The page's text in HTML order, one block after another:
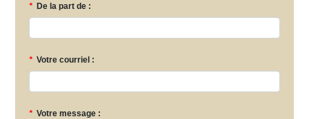
* De la part de :
* Votre courriel :
* Votre message :